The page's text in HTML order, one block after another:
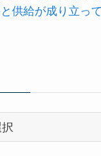
供給が成り立っ